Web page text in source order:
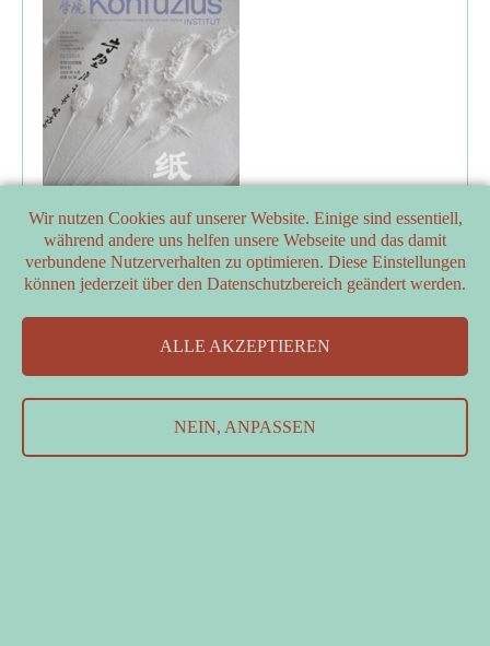
Wir nutzen Cookies auf unserer Website. Einige sind essentiell,
während andere uns helfen unsere Webseite und das damit
verbundene Nutzerverhalten zu optimieren. Diese Einstellungen
können jederzeit über den Datenschutzbereich geändert werden.
ALLE AKZEPTIEREN
NEIN, ANPASSEN